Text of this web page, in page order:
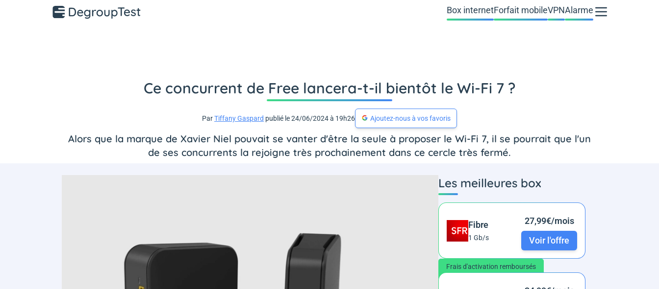
Box internetForfait mobileVPNAlarme
Ce concurrent de Free lancera-t-il bientôt le Wi-Fi 7 ?
ParTiffany Gaspard publié le 24/06/2024 à 19h26 Ajoutez-nous à vos favoris
Alors que la marque de Xavier Niel pouvait se vanter d'être la seule à proposer le Wi-Fi 7, il se pourrait que l'un
de ses concurrents la rejoigne très prochainement dans ce cercle très fermé.
Les meilleures box
Fibre
1 Gb/s
27,99€/mois
Voir l'offre
Frais d'activation remboursés